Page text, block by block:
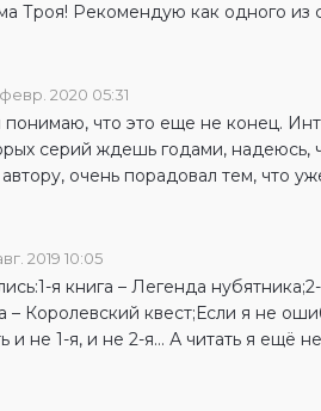
Троя! Рекомендую как одного из
2020 05:31
что это еще не конец.
серий ждешь годами, надеюсь,
очень порадовал тем, что
2019 10:05
я книга – Легенда
– Королевский квест;Если я не
и не 1-я, и не 2-я… А читать я ещё